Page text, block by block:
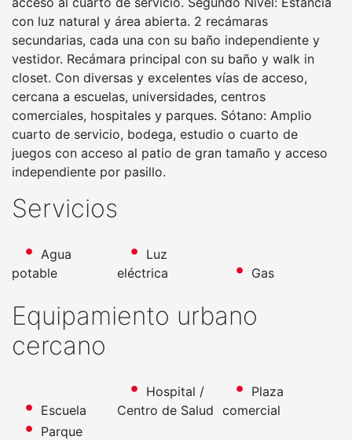
con luz natural y área abierta. 2 recámaras
secundarias, cada una con su baño independiente y
vestidor. Recámara principal con su baño y walk in
closet. Con diversas y excelentes vías de acceso,
cercana a escuelas, universidades, centros
comerciales, hospitales y parques. Sótano: Amplio
cuarto de servicio, bodega, estudio o cuarto de
juegos con acceso al patio de gran tamaño y acceso
independiente por pasillo.
Servicios
Agua
potable
Luz
eléctrica
Gas
Equipamiento urbano
cercano
Escuela
Hospital /
Centro de Salud
Plaza
comercial
Parque